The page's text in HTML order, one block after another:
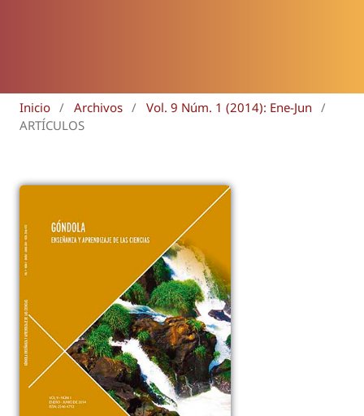
Inicio / Archivos / Vol. 9 Núm. 1 (2014): Ene-Jun
/
ARTÍCULOS